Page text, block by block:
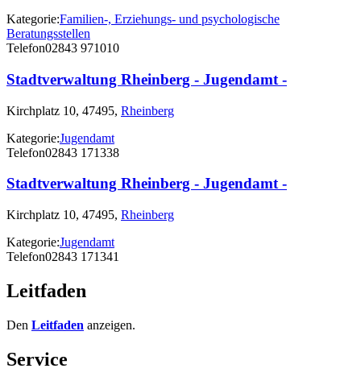
Kategorie:Familien-, Erziehungs- und psychologische
Beratungsstellen
Telefon02843 971010
Stadtverwaltung Rheinberg - Jugendamt -
Kirchplatz 10, 47495, Rheinberg
Kategorie:Jugendamt
Telefon02843 171338
Stadtverwaltung Rheinberg - Jugendamt -
Kirchplatz 10, 47495, Rheinberg
Kategorie:Jugendamt
Telefon02843 171341
Leitfaden
Den Leitfaden anzeigen.
Service